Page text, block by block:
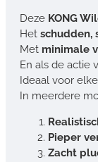
Deze KONG
Het schudden,
Met minimale
En als de actie
Ideaal voor
In meerdere
Pieper
Zacht